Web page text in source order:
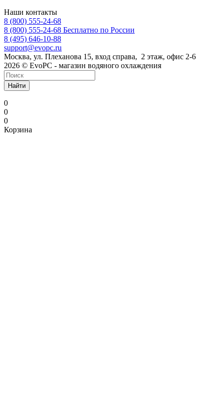
Наши контакты
8 (800) 555-24-68
8 (800) 555-24-68 Бесплатно по России
8 (495) 646-10-88
support@evopc.ru
Москва, ул. Плеханова 15, вход справа, 2 этаж, офис 2-6
2026 © EvoPC - магазин водяного охлаждения
Найти
0
0
0
Корзина